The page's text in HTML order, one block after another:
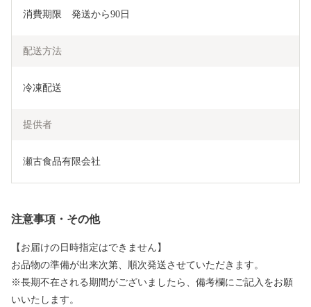
消費期限　発送から90日
配送方法
冷凍配送
提供者
瀬古食品有限会社
注意事項・その他
【お届けの日時指定はできません】
お品物の準備が出来次第、順次発送させていただきます。
※長期不在される期間がございましたら、備考欄にご記入をお願
いいたします。